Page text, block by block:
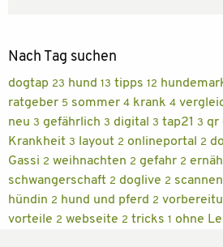
Nach Tag suchen
dogtap 23 hund 13 tipps 12
ratgeber 5 sommer 4 krank 4
neu 3 gefährlich 3 digital 3 tap21 3 qr
Krankheit 3 layout 2 onlineportal 2
Gassi 2 weihnachten 2 gefahr 2
schwangerschaft 2 doglive 2 scannen
hündin 2 hund und pferd 2
vorteile 2 webseite 2 tricks 1 ohne